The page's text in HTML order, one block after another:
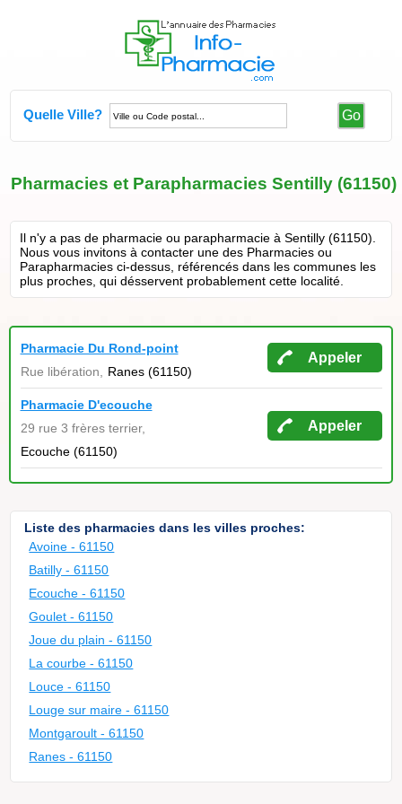
Quelle Ville? Go
Pharmacies et Parapharmacies Sentilly (61150)
Il n'y a pas de pharmacie ou parapharmacie à Sentilly (61150).
Nous vous invitons à contacter une des Pharmacies ou
Parapharmacies ci-dessus, référencés dans les communes les
plus proches, qui désservent probablement cette localité.
Pharmacie Du Rond-point
Rue libération,
Ranes (61150)
Appeler
Pharmacie D'ecouche
29 rue 3 frères terrier,
Ecouche (61150)
Appeler
Liste des pharmacies dans les villes proches:
Avoine - 61150
Batilly - 61150
Ecouche - 61150
Goulet - 61150
Joue du plain - 61150
La courbe - 61150
Louce - 61150
Louge sur maire - 61150
Montgaroult - 61150
Ranes - 61150